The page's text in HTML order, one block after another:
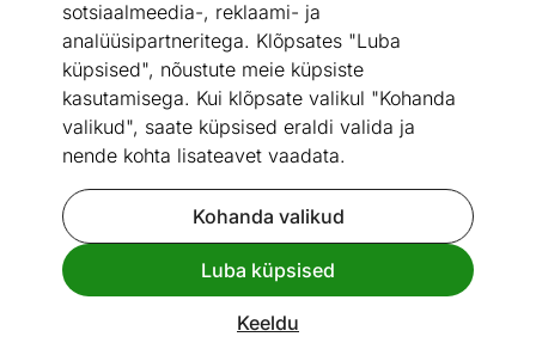
sotsiaalmeedia-, reklaami- ja
analüüsipartneritega. Klõpsates "Luba
küpsised", nõustute meie küpsiste
kasutamisega. Kui klõpsate valikul "Kohanda
valikud", saate küpsised eraldi valida ja
nende kohta lisateavet vaadata.
Kohanda valikud
Luba küpsised
Keeldu
Vaata sarnaseid